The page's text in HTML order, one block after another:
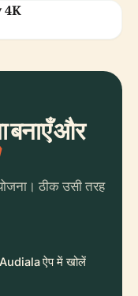
4K
बनाएँ और
ठीक उसी तरह
Audiala ऐप में खोलें